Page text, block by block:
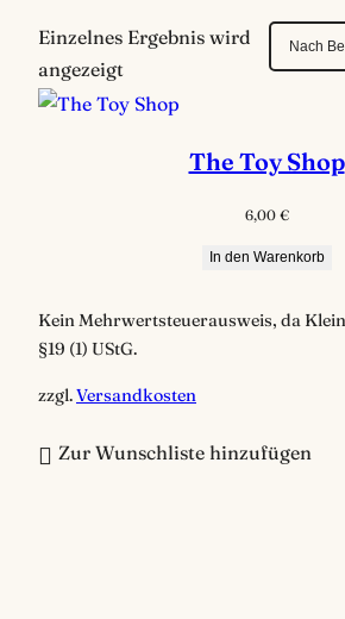
Einzelnes Ergebnis wird
angezeigt
The Toy Shop
6,00 €
In den Warenkorb
Kein Mehrwertsteuerausweis, da
§19 (1) UStG.
zzgl.Versandkosten
Zur Wunschliste hinzufügen